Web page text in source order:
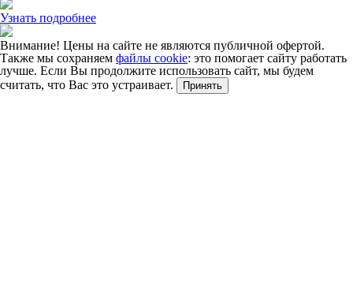
Узнать подробнее
Внимание! Цены на сайте не являются публичной офертой.
Также мы сохраняем файлы cookie: это помогает сайту работать
лучше. Если Вы продолжите использовать сайт, мы будем
считать, что Вас это устраивает.
Принять